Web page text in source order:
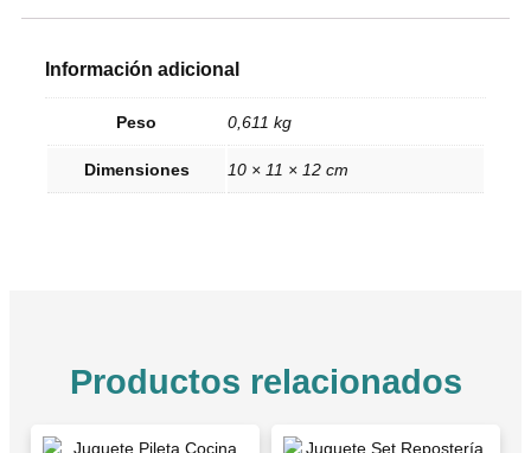
Información adicional
Peso 0,611 kg
Dimensiones 10 × 11 × 12 cm
Productos relacionados